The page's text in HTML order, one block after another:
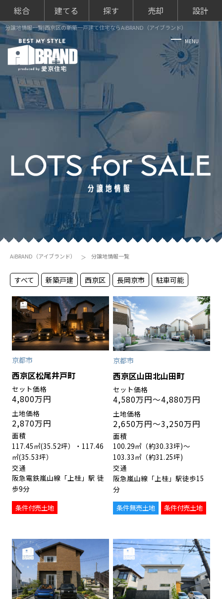
総合 建てる 探す 売却 設計
分譲地情報一覧|西京区の新築一戸建て住宅ならAiBRAND（アイブランド）
AiBRAND（アイブランド） 分譲地情報一覧
すべて 新築戸建 西京区 長岡京市 駐車可能
京都市
西京区松尾井戸町
4,800万円
2,870万円
117.45㎡(35.52坪）・117.46
㎡(35.53坪）
阪急電鉄嵐山線「上桂」駅 徒
歩9分
条件付売土地
京都市
西京区山田北山田町
4,580万円～4,880万円
2,650万円〜3,250万円
100.29㎡（約30.33坪)〜
103.33㎡（約31.25坪)
阪急嵐山線「上桂」駅徒歩15
分
条件無売土地
条件付売土地